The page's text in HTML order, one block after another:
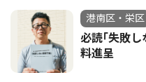
港南区・栄区
必読｢失敗し
料進呈